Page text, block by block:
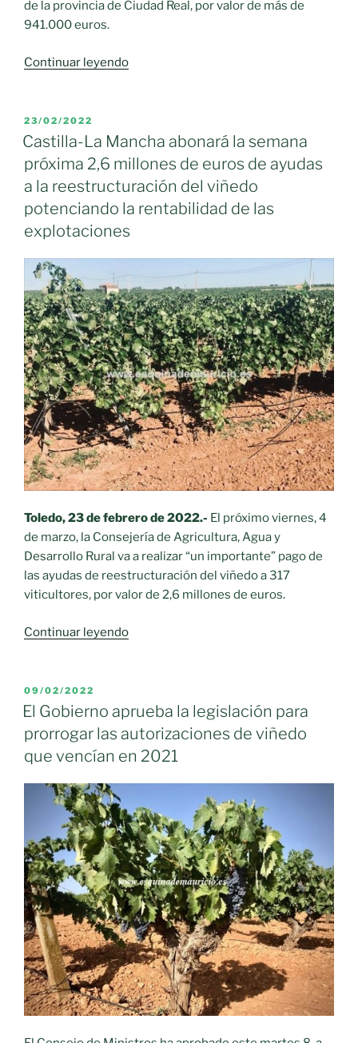
de la provincia de Ciudad Real, por valor de más de
941.000 euros.
Continuar leyendo«Castilla-
más
de
941.000
euros
de
ayudas
reestructuración
del
viñedo
en
la
provincia
de
Ciudad
Real»
PUBLICADO
EL
23/02/2022
Castilla-La Mancha abonará la semana
próxima 2,6 millones de euros de ayudas
a la reestructuración del viñedo
potenciando la rentabilidad de las
explotaciones
Toledo, 23 de febrero de 2022.- El próximo viernes, 4
de marzo, la Consejería de Agricultura, Agua y
Desarrollo Rural va a realizar “un importante” pago de
las ayudas de reestructuración del viñedo a 317
viticultores, por valor de 2,6 millones de euros.
Continuar leyendo«Castilla-
la
semana
próxima
2,6
millones
de
euros
de
ayudas
a
la
reestructuración
del
viñedo
potenciando
la
rentabilidad
PUBLICADO
EL
09/02/2022
El Gobierno aprueba la legislación para
prorrogar las autorizaciones de viñedo
que vencían en 2021